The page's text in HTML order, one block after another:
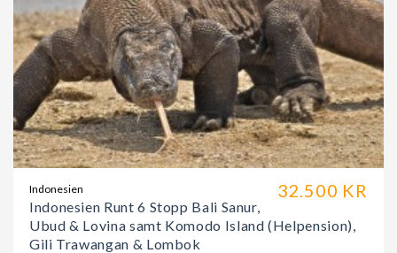
32.500 KR
Indonesien
Indonesien Runt 6 Stopp Bali Sanur,
Ubud & Lovina samt Komodo Island (Helpension),
Gili Trawangan & Lombok